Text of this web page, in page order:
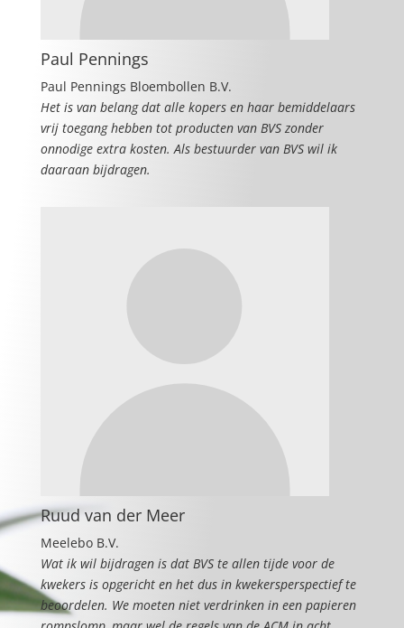
Paul Pennings
Paul Pennings Bloembollen B.V.
Het is van belang dat alle kopers en haar bemiddelaars
vrij toegang hebben tot producten van BVS zonder
onnodige extra kosten. Als bestuurder van BVS wil ik
daaraan bijdragen.
Ruud van der Meer
Meelebo B.V.
Wat ik wil bijdragen is dat BVS te allen tijde voor de
kwekers is opgericht en het dus in kwekersperspectief te
beoordelen. We moeten niet verdrinken in een papieren